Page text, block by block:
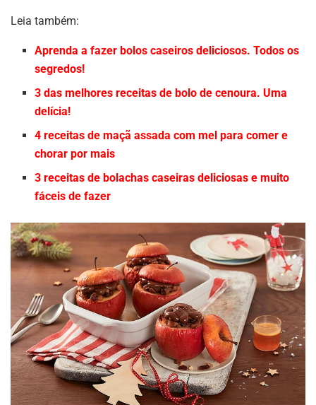
Leia também:
Aprenda a fazer bolos caseiros deliciosos. Todos os
segredos!
3 das melhores receitas de bolo de cenoura. Uma
delícia!
4 receitas de maçã assada com mel para comer e
chorar por mais
3 receitas de bolachas caseiras deliciosas e muito
fáceis de fazer